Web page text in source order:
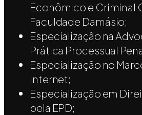
Econômico e Criminal
Faculdade Damásio;
Especialização na
Prática Processual
Especialização no
Internet;
Especialização em
pela EPD;